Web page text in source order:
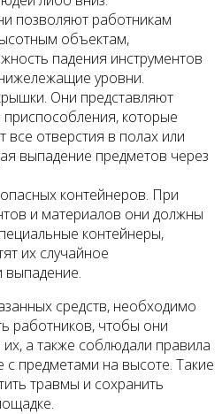
позволяют работникам
объектам,
падения инструментов
уровни.
Они представляют
которые
все отверстия в полах или
выпадение предметов через
контейнеров. При
и материалов они должны
контейнеры,
их случайное
выпадение.
средств, необходимо
работников, чтобы они
а также соблюдали правила
с предметами на высоте. Такие
травмы и сохранить